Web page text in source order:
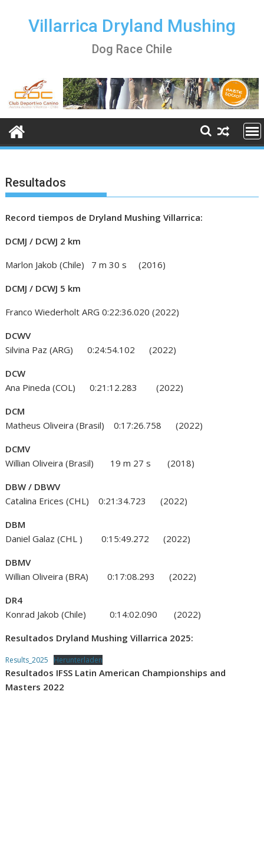
Villarrica Dryland Mushing
Dog Race Chile
Resultados
Record tiempos de Dryland Mushing Villarrica:
DCMJ / DCWJ 2 km
Marlon Jakob (Chile) 7 m 30 s (2016)
DCMJ / DCWJ 5 km
Franco Wiederholt ARG 0:22:36.020 (2022)
DCWV
Silvina Paz (ARG) 0:24:54.102 (2022)
DCW
Ana Pineda (COL) 0:21:12.283 (2022)
DCM
Matheus Oliveira (Brasil) 0:17:26.758 (2022)
DCMV
Willian Oliveira (Brasil) 19 m 27 s (2018)
DBW / DBWV
Catalina Erices (CHL) 0:21:34.723 (2022)
DBM
Daniel Galaz (CHL ) 0:15:49.272 (2022)
DBMV
Willian Oliveira (BRA) 0:17:08.293 (2022)
DR4
Konrad Jakob (Chile) 0:14:02.090 (2022)
Resultados Dryland Mushing Villarrica 2025:
Results_2025 Herunterladen
Resultados IFSS Latin American Championships and
Masters 2022